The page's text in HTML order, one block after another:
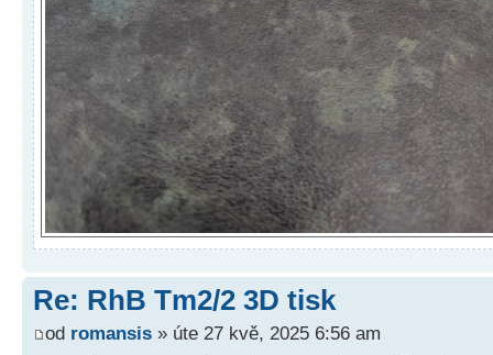
Re: RhB Tm2/2 3D tisk
od romansis » úte 27 kvě, 2025 6:56 am